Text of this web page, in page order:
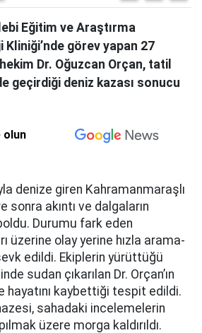
Eğitim ve Araştırma
görev yapan 27
Dr. Oğuzcan Orçan, tatil
geçirdiği deniz kazası sonucu
olun
denize giren Kahramanmaraşlı
sonra akıntı ve dalgaların
Durumu fark eden
üzerine olay yerine hızla arama-
edildi. Ekiplerin yürüttüğü
sudan çıkarılan Dr. Orçan’ın
hayatını kaybettiği tespit edildi.
sahadaki incelemelerin
üzere morga kaldırıldı.